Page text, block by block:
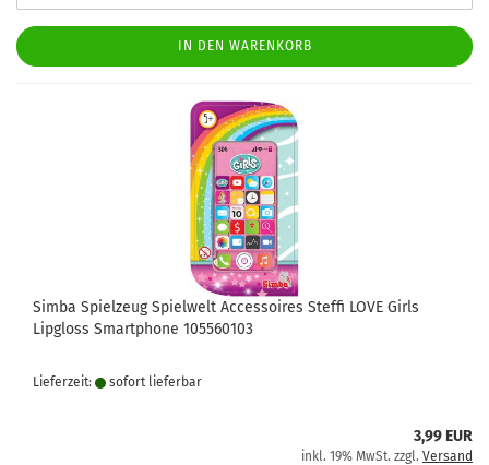
IN DEN WARENKORB
Simba Spielzeug Spielwelt Accessoires Steffi LOVE Girls
Lipgloss Smartphone 105560103
Lieferzeit: sofort lie­fer­bar
3,99 EUR
inkl. 19% MwSt. zzgl. Versand